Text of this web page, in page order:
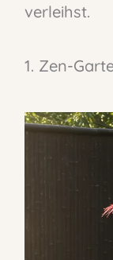
verleihst.
1. Zen-